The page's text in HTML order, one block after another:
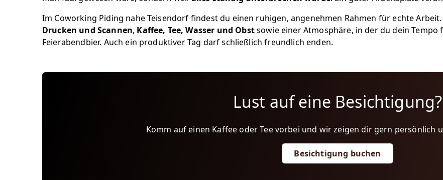
Im Coworking Piding nahe Teisendorf findest du einen ruhigen, angenehmen Rahmen für echte
Drucken und Scannen, Kaffee, Tee, Wasser und Obstsowie einer Atmosphäre, in der du dein
Feierabendbier. Auch ein produktiver Tag darf schließlich freundlich enden.
Lust auf eine Besichtigung?
Komm auf einen Kaffee oder Tee vorbei und wir zeigen dir gern persönlich
Besichtigung buchen